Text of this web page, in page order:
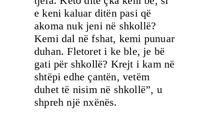
e keni kaluar ditën pasi që
akoma nuk jeni në shkollë?
Kemi dal në fshat, kemi punuar
duhan. Fletoret i ke ble, je bë
gati për shkollë? Krejt i kam në
shtëpi edhe çantën, vetëm
duhet të nisim në shkollë”, u
shpreh një nxënës.